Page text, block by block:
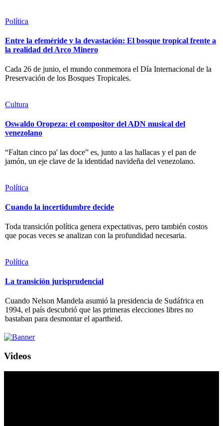
Política
Entre la efeméride y la devastación: El bosque tropical frente a
la realidad del Arco Minero
Cada 26 de junio, el mundo conmemora el Día Internacional de la
Preservación de los Bosques Tropicales.
Cultura
Oswaldo Oropeza: el compositor del ADN musical del
venezolano
“Faltan cinco pa' las doce” es, junto a las hallacas y el pan de
jamón, un eje clave de la identidad navideña del venezolano.
Política
Cuando la incertidumbre decide
Toda transición política genera expectativas, pero también costos
que pocas veces se analizan con la profundidad necesaria.
Política
La transición jurisprudencial
Cuando Nelson Mandela asumió la presidencia de Sudáfrica en
1994, el país descubrió que las primeras elecciones libres no
bastaban para desmontar el apartheid.
Videos